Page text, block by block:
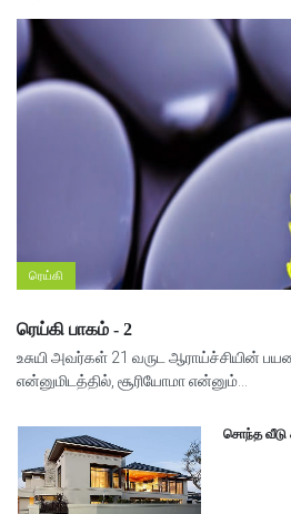
ரெய்கி
ரெய்கி பாகம் - 2
உசுயி அவர்கள் 21 வருட ஆராய்ச்சியின்
என்னுமிடத்தில், சூரியோமா என்னும்...
சொந்த வீடு